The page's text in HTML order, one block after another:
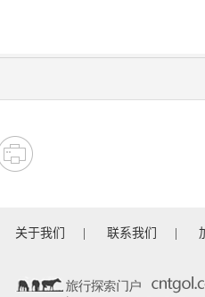
关于我们 联系我们